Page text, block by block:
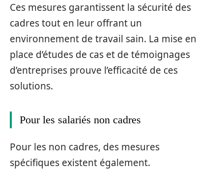
Ces mesures garantissent la sécurité des
cadres tout en leur offrant un
environnement de travail sain. La mise en
place d’études de cas et de témoignages
d’entreprises prouve l’efficacité de ces
solutions.
Pour les salariés non cadres
Pour les non cadres, des mesures
spécifiques existent également.